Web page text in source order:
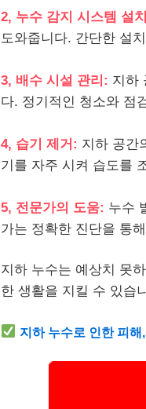
2, 누수 감지 시스템 설
도와줍니다. 간단한 설
3, 배수 시설 관리: 지하
다. 정기적인 청소와 점
4, 습기 제거: 지하 공간
기를 자주 시켜 습도를
5, 전문가의 도움: 누수
가는 정확한 진단을 통
지하 누수는 예상치 못
한 생활을 지킬 수 있습
지하 누수로 인한 피